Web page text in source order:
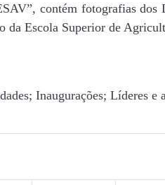
contém fotografias
da Escola Superior de
Inaugurações; Líderes